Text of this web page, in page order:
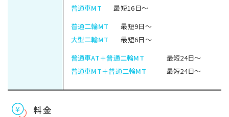
普通車MT
最短16日～
普通二輪MT
最短9日～
大型二輪MT
最短6日～
普通車AT＋普通二輪MT
最短24日～
普通車MT＋普通二輪MT
最短24日～
料金